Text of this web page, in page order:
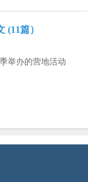
(11篇）
举办的营地活动